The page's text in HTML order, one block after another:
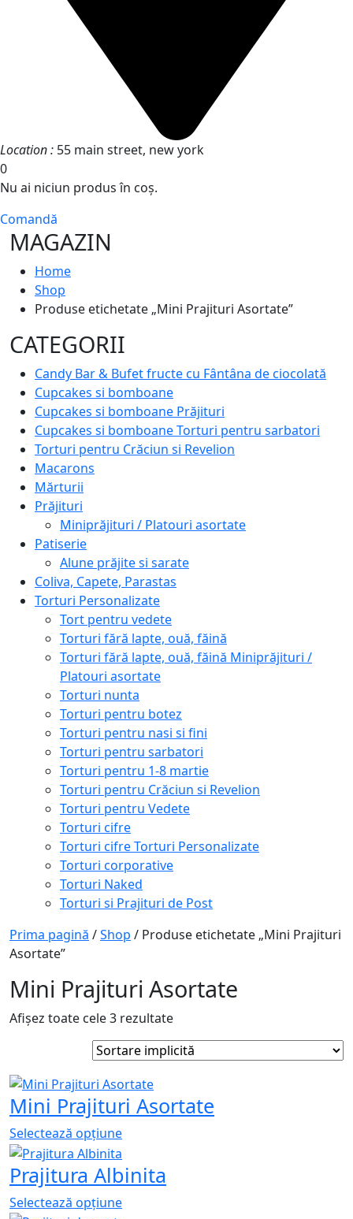
Location : 55 main street, new york
0
Nu ai niciun produs în coș.
Comandă
MAGAZIN
Home
Shop
Produse etichetate „Mini Prajituri Asortate”
CATEGORII
Candy Bar & Bufet fructe cu Fântâna de ciocolată
Cupcakes si bomboane
Cupcakes si bomboane Prăjituri
Cupcakes si bomboane Torturi pentru sarbatori
Torturi pentru Crăciun si Revelion
Macarons
Mărturii
Prăjituri
Miniprăjituri / Platouri asortate
Patiserie
Alune prăjite si sarate
Coliva, Capete, Parastas
Torturi Personalizate
Tort pentru vedete
Torturi fără lapte, ouă, făină
Torturi fără lapte, ouă, făină Miniprăjituri /
Platouri asortate
Torturi nunta
Torturi pentru botez
Torturi pentru nasi si fini
Torturi pentru sarbatori
Torturi pentru 1-8 martie
Torturi pentru Crăciun si Revelion
Torturi pentru Vedete
Torturi cifre
Torturi cifre Torturi Personalizate
Torturi corporative
Torturi Naked
Torturi si Prajituri de Post
Prima pagină /Shop / Produse etichetate „Mini Prajituri
Asortate”
Mini Prajituri Asortate
Afișez toate cele 3 rezultate
Mini Prajituri Asortate
Selectează opțiune
Prajitura Albinita
Selectează opțiune